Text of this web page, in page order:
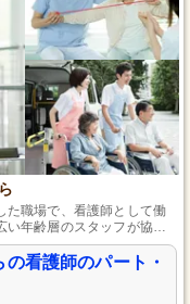
た職場で、看護師として働
い年齢層のスタッフが協力
たケアを提供しています。
に専念でき、時間外労働
る環境です。資格を活か
看護師のパート・